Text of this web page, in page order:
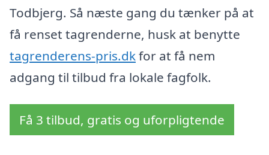
Todbjerg. Så næste gang du tænker på at
få renset tagrenderne, husk at benytte
tagrenderens-pris.dkfor at få nem
adgang til tilbud fra lokale fagfolk.
Få 3 tilbud, gratis og uforpligtende